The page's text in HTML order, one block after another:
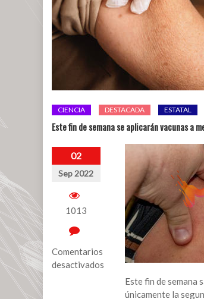
CIENCIA DESTACADA ESTATAL
Este fin de semana se aplicarán vacunas a
02
Sep 2022
1013
Comentarios
desactivados
Este fin de semana
únicamente la